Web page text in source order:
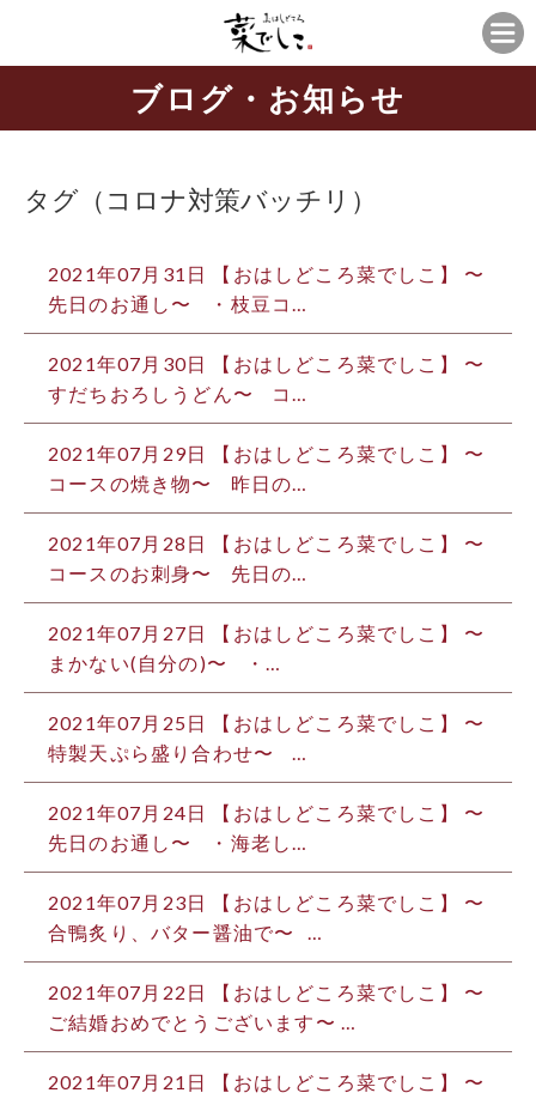
ブログ・お知らせ
タグ（コロナ対策バッチリ）
2021年07月31日 【おはしどころ菜でしこ】 〜
先日のお通し〜 ⁡ ⁡ ・枝豆コ…
2021年07月30日 【おはしどころ菜でしこ】 〜
すだちおろしうどん〜 ⁡ ⁡ コ…
2021年07月29日 【おはしどころ菜でしこ】 〜
コースの焼き物〜 ⁡ ⁡ 昨日の…
2021年07月28日 【おはしどころ菜でしこ】 〜
コースのお刺身〜 ⁡ ⁡ 先日の…
2021年07月27日 【おはしどころ菜でしこ】 〜
まかない(自分の)〜 ⁡ ⁡ ・…
2021年07月25日 【おはしどころ菜でしこ】 〜
特製天ぷら盛り合わせ〜 ⁡ ⁡ …
2021年07月24日 【おはしどころ菜でしこ】 〜
先日のお通し〜 ⁡ ⁡ ・海老し…
2021年07月23日 【おはしどころ菜でしこ】 〜
合鴨炙り、バター醤油で〜 ⁡ ⁡…
2021年07月22日 【おはしどころ菜でしこ】 〜
ご結婚おめでとうございます️〜 …
2021年07月21日 【おはしどころ菜でしこ】 〜